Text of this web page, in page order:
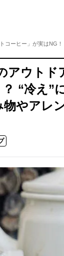
コーヒー」が実はNG
アウト
“冷え”
やアレ